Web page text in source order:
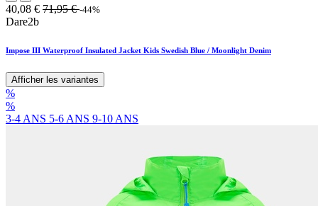
40,08 € 71,95€ -44%
Dare2b
Impose III Waterproof Insulated Jacket Kids Swedish Blue / Moonlight Denim
Afficher les variantes
%
%
3-4 ANS 5-6 ANS 9-10 ANS